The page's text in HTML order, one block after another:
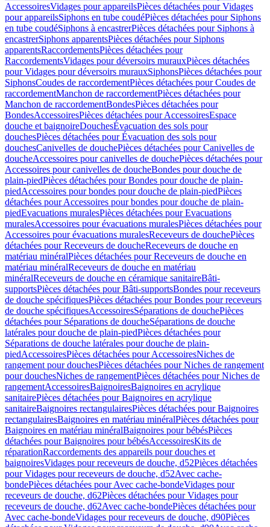
AccessoiresVidages pour appareilsPièces détachées pour Vidages
pour appareilsSiphons en tube coudéPièces détachées pour Siphons
en tube coudéSiphons à encastrerPièces détachées pour Siphons à
encastrerSiphons apparentsPièces détachées pour Siphons
apparentsRaccordementsPièces détachées pour
RaccordementsVidages pour déversoirs murauxPièces détachées
pour Vidages pour déversoirs murauxSiphonsPièces détachées pour
SiphonsCoudes de raccordementPièces détachées pour Coudes de
raccordementManchon de raccordementPièces détachées pour
Manchon de raccordementBondesPièces détachées pour
BondesAccessoiresPièces détachées pour AccessoiresEspace
douche et baignoireDouchesÉvacuation des sols pour
douchesPièces détachées pour Évacuation des sols pour
douchesCanivelles de douchePièces détachées pour Canivelles de
doucheAccessoires pour canivelles de douchePièces détachées pour
Accessoires pour canivelles de doucheBondes pour douche de
plain-piedPièces détachées pour Bondes pour douche de plain-
piedAccessoires pour bondes pour douche de plain-piedPièces
détachées pour Accessoires pour bondes pour douche de plain-
piedEvacuations muralesPièces détachées pour Evacuations
muralesAccessoires pour évacuations muralesPièces détachées pour
Accessoires pour évacuations muralesReceveurs de douchePièces
détachées pour Receveurs de doucheReceveurs de douche en
matériau minéralPièces détachées pour Receveurs de douche en
matériau minéralReceveurs de douche en matériau
minéralReceveurs de douche en céramique sanitaireBâti-
supportsPièces détachées pour Bâti-supportsBondes pour receveurs
de douche spécifiquesPièces détachées pour Bondes pour receveurs
de douche spécifiquesAccessoiresSéparations de douchePièces
détachées pour Séparations de doucheSéparations de douche
latérales pour douche de plain-piedPièces détachées pour
Séparations de douche latérales pour douche de plain-
piedAccessoiresPièces détachées pour AccessoiresNiches de
rangement pour douchesPièces détachées pour Niches de rangement
pour douchesNiches de rangementPièces détachées pour Niches de
rangementAccessoiresBaignoiresBaignoires en acrylique
sanitairePièces détachées pour Baignoires en acrylique
sanitaireBaignoires rectangulairesPièces détachées pour Baignoires
rectangulairesBaignoires en matériau minéralPièces détachées pour
Baignoires en matériau minéralBaignoires pour bébésPièces
détachées pour Baignoires pour bébésAccessoiresKits de
réparationRaccordements des appareils pour douches et
baignoiresVidages pour receveurs de douche, d52Pièces détachées
pour Vidages pour receveurs de douche, d52Avec cache-
bondePièces détachées pour Avec cache-bondeVidages pour
receveurs de douche, d62Pièces détachées pour Vidages pour
receveurs de douche, d62Avec cache-bondePièces détachées pour
Avec cache-bondeVidages pour receveurs de douche, d90Pièces